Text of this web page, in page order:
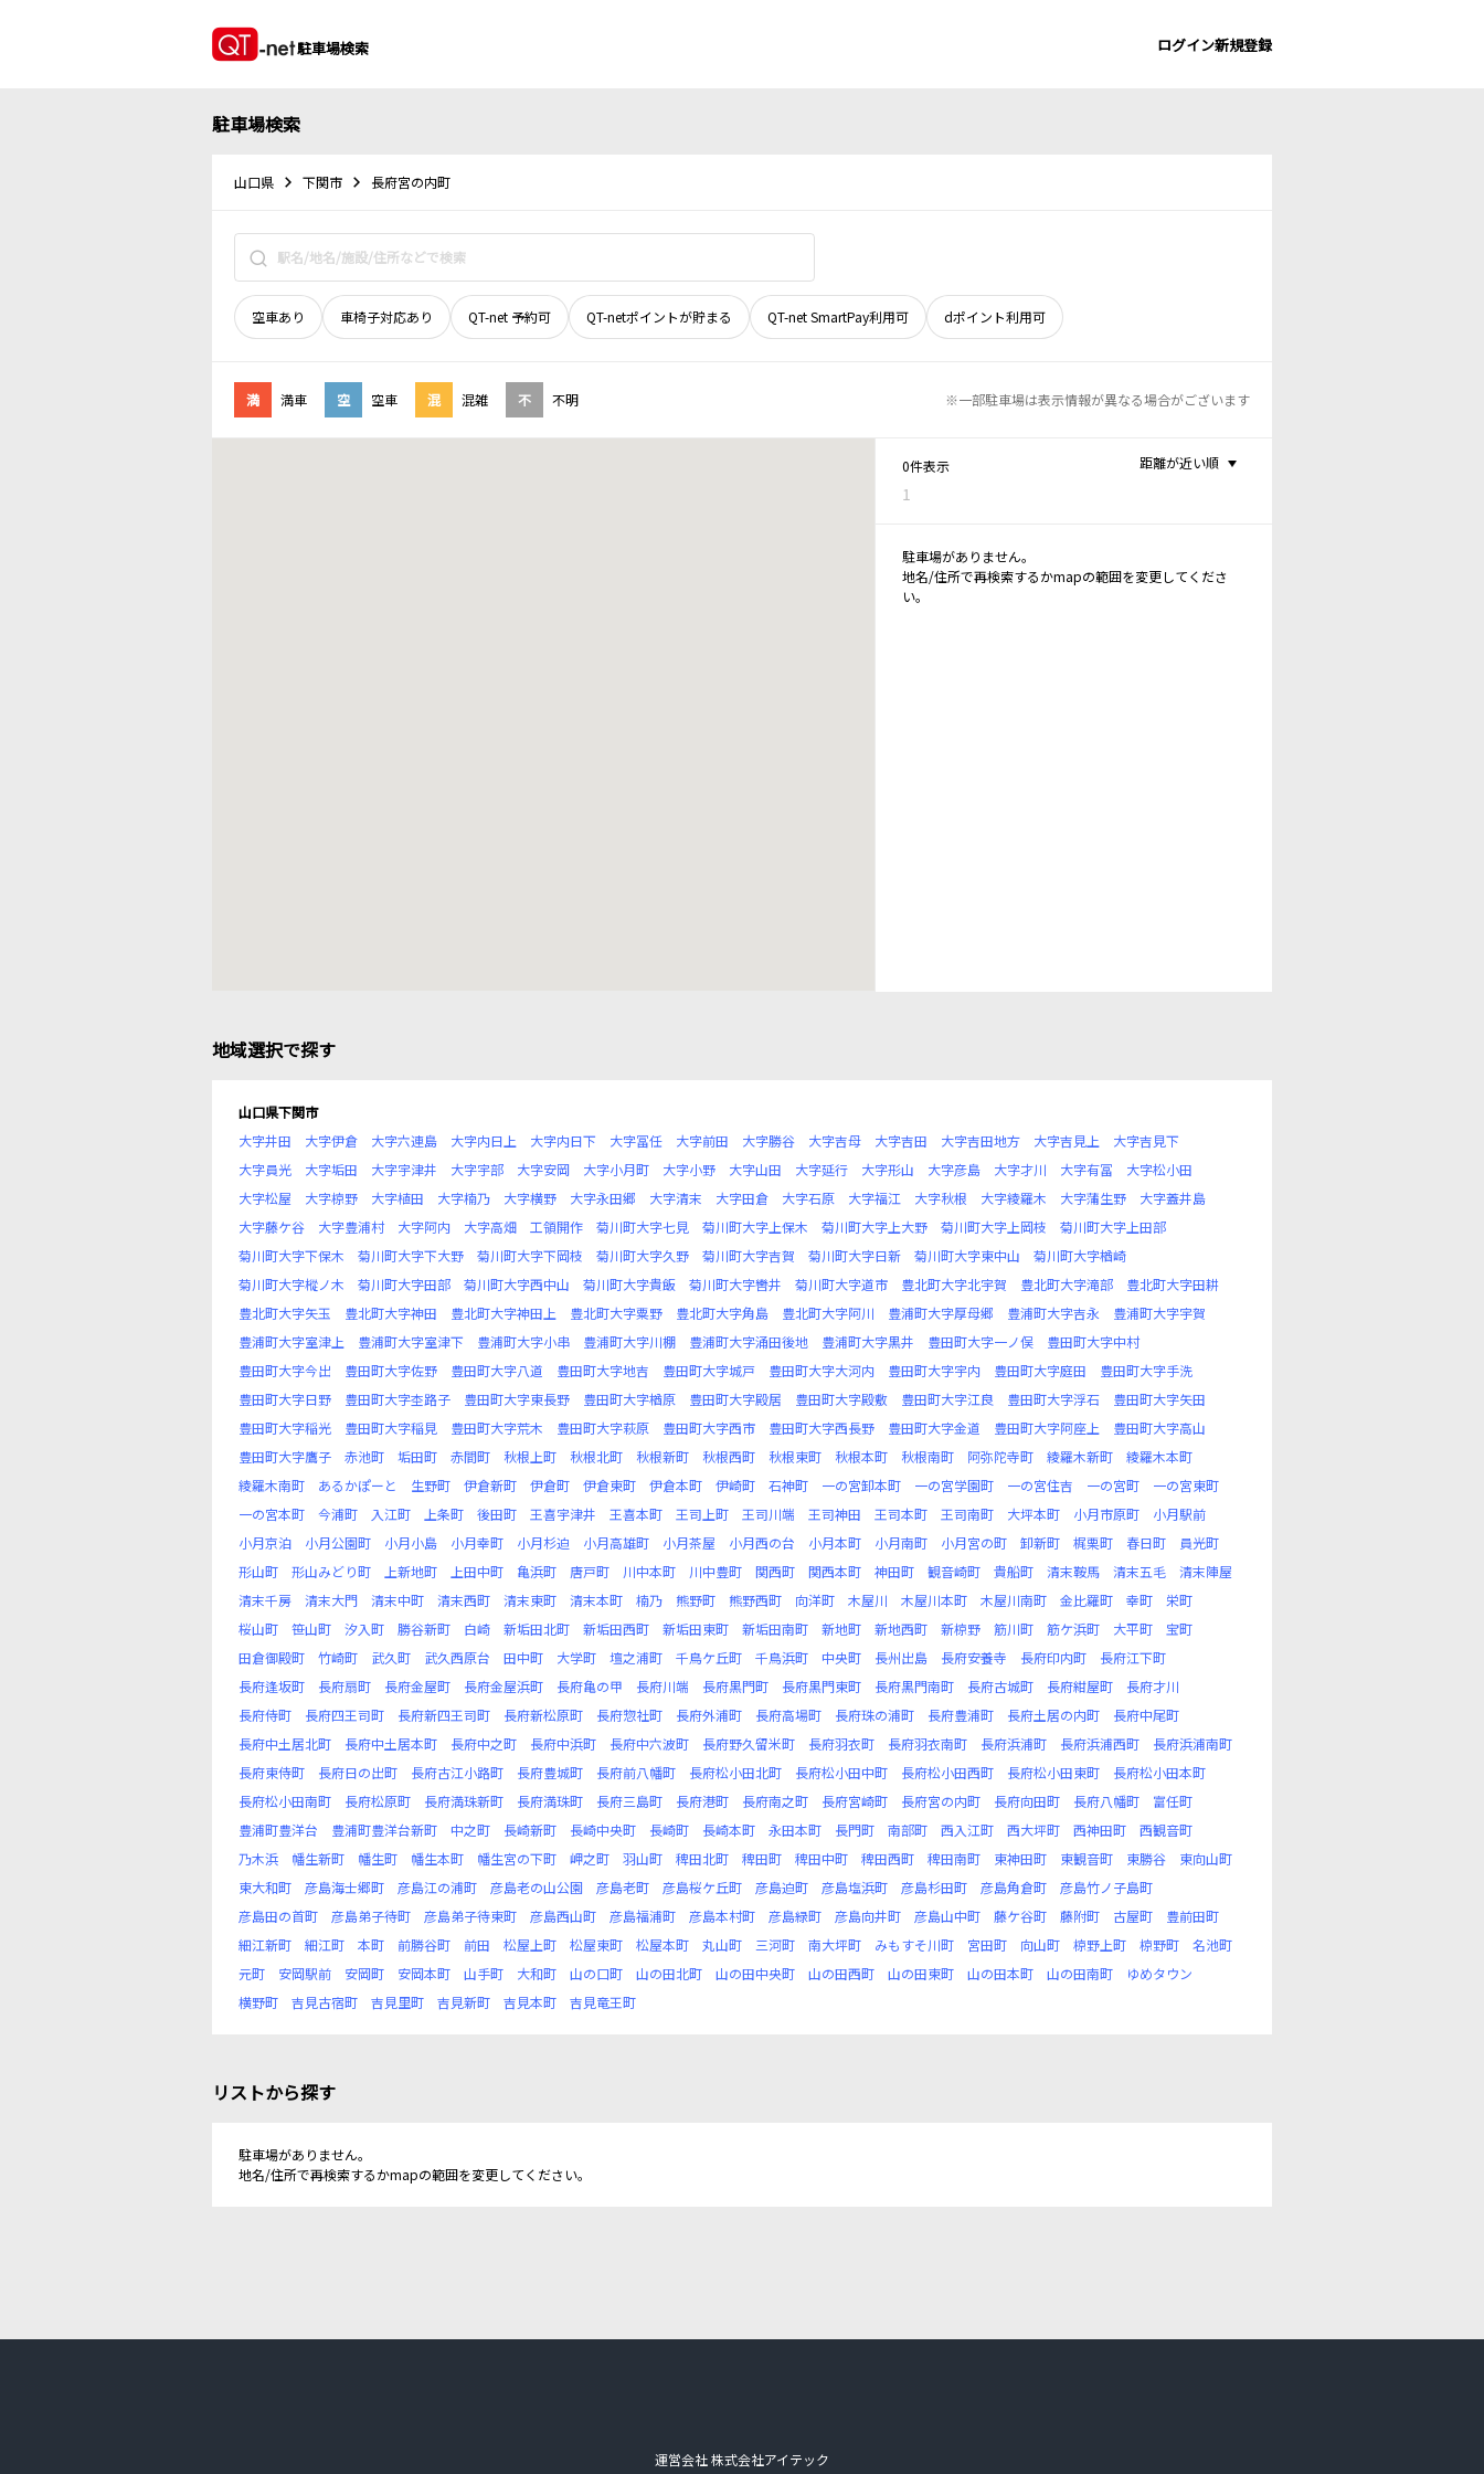
駐車場検索 ログイン新規登録
駐車場検索
山口県 下関市 長府宮の内町
空車あり 車椅子対応あり QT-net 予約可 QT-netポイントが貯まる QT-net SmartPay利用可 dポイント利用可
満 満車 空 空車 混 混雑 不 不明 ※一部駐車場は表示情報が異なる場合がございます
0件表示
1
距離が近い順
駐車場がありません。
地名/住所で再検索するかmapの範囲を変更してくださ
い。
地域選択で探す
山口県下関市
大字井田
大字伊倉 大字六連島 大字内日上 大字内日下 大字冨任 大字前田 大字勝谷 大字吉母 大字吉田 大字吉田地方 大字吉見上
大字吉見下
大字員光
大字垢田 大字宇津井 大字宇部 大字安岡 大字小月町 大字小野 大字山田 大字延行 大字形山 大字彦島 大字才川 大字有冨
大字松小田
大字松屋
大字椋野 大字植田 大字楠乃 大字横野 大字永田郷 大字清末 大字田倉 大字石原 大字福江 大字秋根 大字綾羅木 大字蒲生野
大字蓋井島
大字藤ケ谷
大字豊浦村 大字阿内 大字高畑 工領開作 菊川町大字七見 菊川町大字上保木 菊川町大字上大野 菊川町大字上岡枝
菊川町大字上田部
菊川町大字下保木
菊川町大字下大野 菊川町大字下岡枝 菊川町大字久野 菊川町大字吉賀 菊川町大字日新 菊川町大字東中山
菊川町大字楢崎
菊川町大字樅ノ木
菊川町大字田部 菊川町大字西中山 菊川町大字貴飯 菊川町大字轡井 菊川町大字道市 豊北町大字北宇賀 豊北町大字滝部
豊北町大字田耕
豊北町大字矢玉
豊北町大字神田 豊北町大字神田上 豊北町大字粟野 豊北町大字角島 豊北町大字阿川 豊浦町大字厚母郷 豊浦町大字吉永
豊浦町大字宇賀
豊浦町大字室津上
豊浦町大字室津下 豊浦町大字小串 豊浦町大字川棚 豊浦町大字涌田後地 豊浦町大字黒井 豊田町大字一ノ俣
豊田町大字中村
豊田町大字今出
豊田町大字佐野 豊田町大字八道 豊田町大字地吉 豊田町大字城戸 豊田町大字大河内 豊田町大字宇内 豊田町大字庭田
豊田町大字手洗
豊田町大字日野
豊田町大字杢路子 豊田町大字東長野 豊田町大字楢原 豊田町大字殿居 豊田町大字殿敷 豊田町大字江良 豊田町大字浮石
豊田町大字矢田
豊田町大字稲光
豊田町大字稲見 豊田町大字荒木 豊田町大字萩原 豊田町大字西市 豊田町大字西長野 豊田町大字金道 豊田町大字阿座上
豊田町大字高山
豊田町大字鷹子
赤池町 垢田町 赤間町 秋根上町 秋根北町 秋根新町 秋根西町 秋根東町 秋根本町 秋根南町 阿弥陀寺町 綾羅木新町
綾羅木本町
綾羅木南町
あるかぽーと 生野町 伊倉新町 伊倉町 伊倉東町 伊倉本町 伊崎町 石神町 一の宮卸本町 一の宮学園町 一の宮住吉 一の宮町
一の宮東町
一の宮本町
今浦町 入江町 上条町 後田町 王喜宇津井 王喜本町 王司上町 王司川端 王司神田 王司本町 王司南町 大坪本町 小月市原町
小月駅前
小月京泊
小月公園町 小月小島 小月幸町 小月杉迫 小月高雄町 小月茶屋 小月西の台 小月本町 小月南町 小月宮の町 卸新町 梶栗町 春日町
員光町
形山町
形山みどり町 上新地町 上田中町 亀浜町 唐戸町 川中本町 川中豊町 関西町 関西本町 神田町 観音崎町 貴船町 清末鞍馬 清末五毛
清末陣屋
清末千房
清末大門 清末中町 清末西町 清末東町 清末本町 楠乃 熊野町 熊野西町 向洋町 木屋川 木屋川本町 木屋川南町 金比羅町 幸町
栄町
桜山町
笹山町 汐入町 勝谷新町 白崎 新垢田北町 新垢田西町 新垢田東町 新垢田南町 新地町 新地西町 新椋野 筋川町 筋ケ浜町 大平町
宝町
田倉御殿町
竹崎町 武久町 武久西原台 田中町 大学町 壇之浦町 千鳥ケ丘町 千鳥浜町 中央町 長州出島 長府安養寺 長府印内町
長府江下町
長府逢坂町
長府扇町 長府金屋町 長府金屋浜町 長府亀の甲 長府川端 長府黒門町 長府黒門東町 長府黒門南町 長府古城町 長府紺屋町
長府才川
長府侍町
長府四王司町 長府新四王司町 長府新松原町 長府惣社町 長府外浦町 長府高場町 長府珠の浦町 長府豊浦町 長府土居の内町
長府中尾町
長府中土居北町
長府中土居本町 長府中之町 長府中浜町 長府中六波町 長府野久留米町 長府羽衣町 長府羽衣南町 長府浜浦町 長府浜浦西町
長府浜浦南町
長府東侍町
長府日の出町 長府古江小路町 長府豊城町 長府前八幡町 長府松小田北町 長府松小田中町 長府松小田西町 長府松小田東町
長府松小田本町
長府松小田南町
長府松原町 長府満珠新町 長府満珠町 長府三島町 長府港町 長府南之町 長府宮崎町 長府宮の内町 長府向田町 長府八幡町
富任町
豊浦町豊洋台
豊浦町豊洋台新町 中之町 長崎新町 長崎中央町 長崎町 長崎本町 永田本町 長門町 南部町 西入江町 西大坪町 西神田町
西観音町
乃木浜
幡生新町 幡生町 幡生本町 幡生宮の下町 岬之町 羽山町 稗田北町 稗田町 稗田中町 稗田西町 稗田南町 東神田町 東観音町 東勝谷
東向山町
東大和町
彦島海士郷町 彦島江の浦町 彦島老の山公園 彦島老町 彦島桜ケ丘町 彦島迫町 彦島塩浜町 彦島杉田町 彦島角倉町
彦島竹ノ子島町
彦島田の首町
彦島弟子待町 彦島弟子待東町 彦島西山町 彦島福浦町 彦島本村町 彦島緑町 彦島向井町 彦島山中町 藤ケ谷町 藤附町 古屋町
豊前田町
細江新町
細江町 本町 前勝谷町 前田 松屋上町 松屋東町 松屋本町 丸山町 三河町 南大坪町 みもすそ川町 宮田町 向山町 椋野上町 椋野町
名池町
元町
安岡駅前 安岡町 安岡本町 山手町 大和町 山の口町 山の田北町 山の田中央町 山の田西町 山の田東町 山の田本町 山の田南町
ゆめタウン
横野町
吉見古宿町 吉見里町 吉見新町 吉見本町 吉見竜王町
リストから探す
駐車場がありません。
地名/住所で再検索するかmapの範囲を変更してください。
運営会社 株式会社アイテック